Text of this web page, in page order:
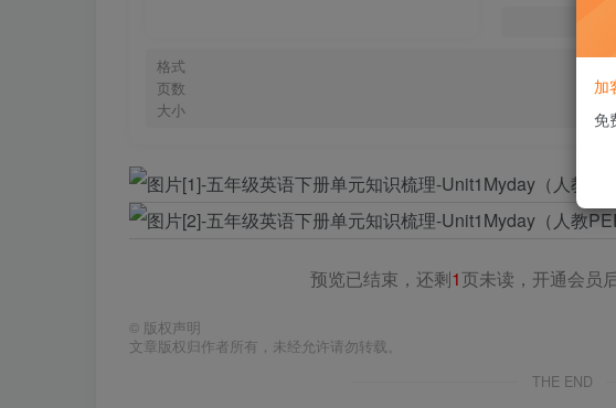
格式
页数
大小
预览已结束，还剩1页未读，开通会员
© 版权声明
文章版权归作者所有，未经允许请勿转载。
THE END
加
免